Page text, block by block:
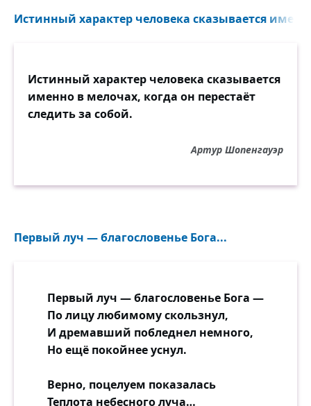
Истинный характер человека сказывается
Истинный характер человека сказывается
именно в мелочах, когда он перестаёт
следить за собой.
Артур Шопенгауэр
Первый луч — благословенье Бога...
Первый луч — благословенье Бога —
По лицу любимому скользнул,
И дремавший побледнел немного,
Но ещё покойнее уснул.
Верно, поцелуем показалась
Теплота небесного луча…